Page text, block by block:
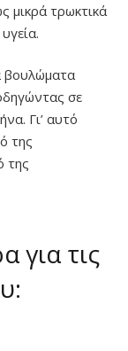
μικρά τρωκτικά
βουλώματα
σε
Γι’ αυτό
της
της
για τις